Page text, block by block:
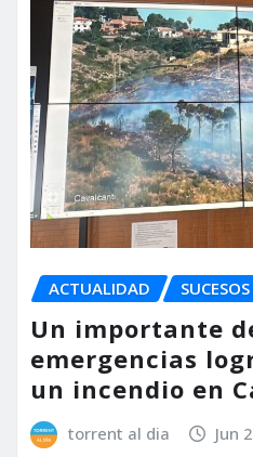
ACTUALIDAD SUCESOS
Un importante
emergencias
un incendio en
torrent al dia Jun